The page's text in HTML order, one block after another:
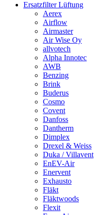
Ersatzfilter Lüftung
Aerex
Airflow
Airmaster
Air Wise Oy
allvotech
Alpha Innotec
AWB
Benzing
Brink
Buderus
Cosmo
Covent
Danfoss
Dantherm
Dimplex
Drexel & Weiss
Duka / Villavent
EnEV-Air
Enervent
Exhausto
Fläkt
Fläktwoods
Flexit